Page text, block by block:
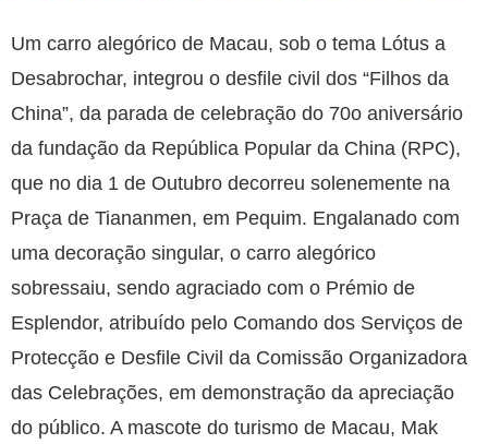
Um carro alegórico de Macau, sob o tema Lótus a
Desabrochar, integrou o desfile civil dos “Filhos da
China”, da parada de celebração do 70o aniversário
da fundação da República Popular da China (RPC),
que no dia 1 de Outubro decorreu solenemente na
Praça de Tiananmen, em Pequim. Engalanado com
uma decoração singular, o carro alegórico
sobressaiu, sendo agraciado com o Prémio de
Esplendor, atribuído pelo Comando dos Serviços de
Protecção e Desfile Civil da Comissão Organizadora
das Celebrações, em demonstração da apreciação
do público. A mascote do turismo de Macau, Mak